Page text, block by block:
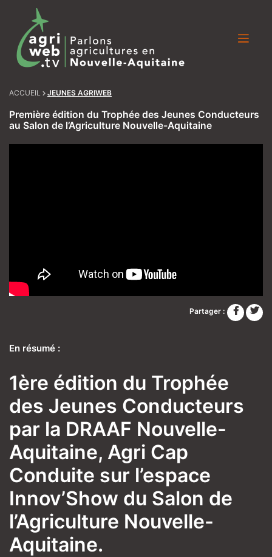
ACCUEIL JEUNES AGRIWEB
Première édition du Trophée des Jeunes Conducteurs
au Salon de l’Agriculture Nouvelle-Aquitaine
Partager :
En résumé :
1ère édition du Trophée
des Jeunes Conducteurs
par la DRAAF Nouvelle-
Aquitaine, Agri Cap
Conduite sur l’espace
Innov’Show du Salon de
l’Agriculture Nouvelle-
Aquitaine.